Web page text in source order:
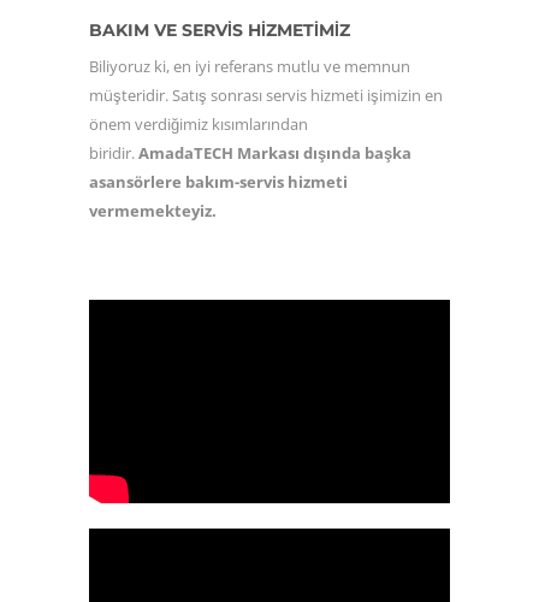
BAKIM VE SERVİS HİZMETİMİZ
Biliyoruz ki, en iyi referans mutlu ve memnun
müşteridir. Satış sonrası servis hizmeti işimizin en
önem verdiğimiz kısımlarından
biridir.AmadaTECH Markası dışında başka
asansörlere bakım-servis hizmeti
vermemekteyiz.